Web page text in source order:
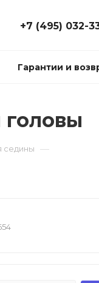
+7 (495) 032-
Гарантии и
седины —